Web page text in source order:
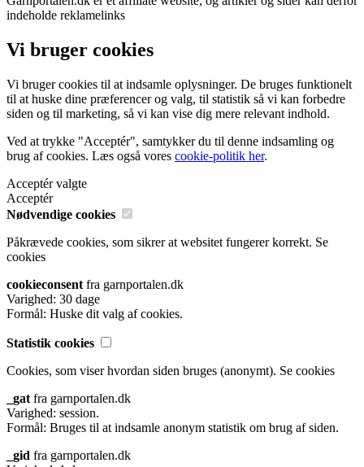
indeholde reklamelinks
Vi bruger cookies
Vi bruger cookies til at indsamle oplysninger. De bruges funktionelt
til at huske dine præferencer og valg, til statistik så vi kan forbedre
siden og til marketing, så vi kan vise dig mere relevant indhold.
Ved at trykke "Acceptér", samtykker du til denne indsamling og
brug af cookies. Læs også vores cookie-politik her.
Acceptér valgte
Acceptér
Nødvendige cookies
Påkrævede cookies, som sikrer at websitet fungerer korrekt. Se
cookies
cookieconsent fra garnportalen.dk
Varighed: 30 dage
Formål: Huske dit valg af cookies.
Statistik cookies
Cookies, som viser hvordan siden bruges (anonymt). Se cookies
_gat fra garnportalen.dk
Varighed: session.
Formål: Bruges til at indsamle anonym statistik om brug af siden.
_gid fra garnportalen.dk